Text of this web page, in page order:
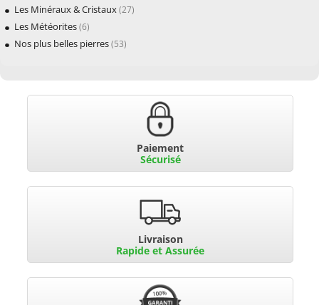
Les Minéraux & Cristaux(27)
Les Météorites(6)
Nos plus belles pierres(53)
Paiement
Sécurisé
Livraison
Rapide et Assurée